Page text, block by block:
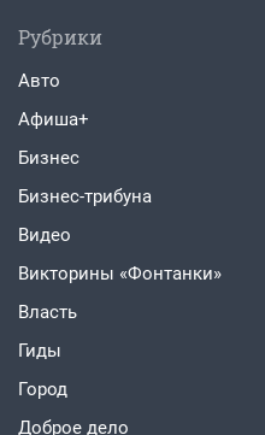
Рубрики
Авто
Афиша+
Бизнес
Бизнес-трибуна
Видео
Викторины «Фонтанки»
Власть
Гиды
Город
Доброе дело